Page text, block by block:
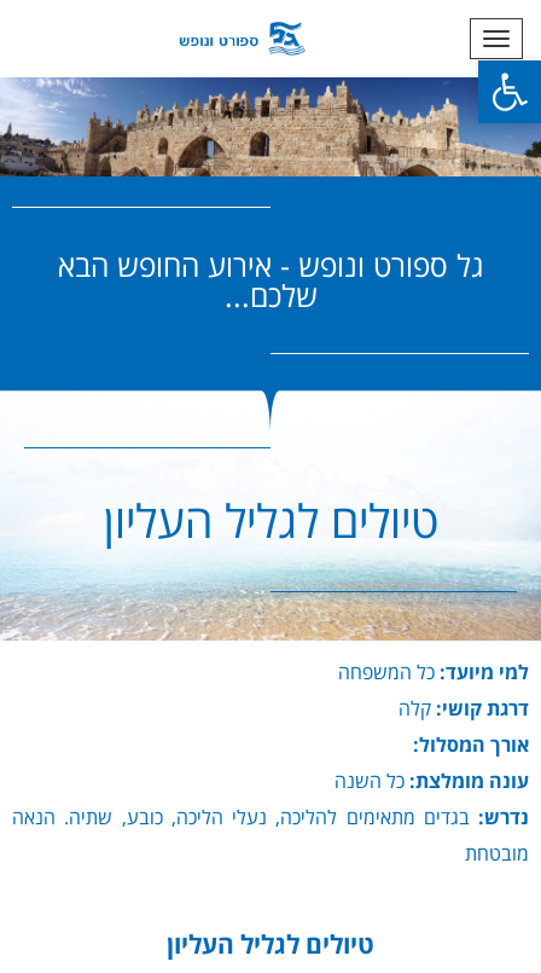
פתח סרגל נגישות
תפריט
גל ספורט ונופש - אירוע החופש הבא
שלכם...
טיולים לגליל העליון
למי מיועד: כל המשפחה
דרגת קושי: קלה
אורך המסלול:
עונה מומלצת: כל השנה
נדרש: בגדים מתאימים להליכה, נעלי הליכה, כובע, שתיה. הנאה
מובטחת
טיולים לגליל העליון